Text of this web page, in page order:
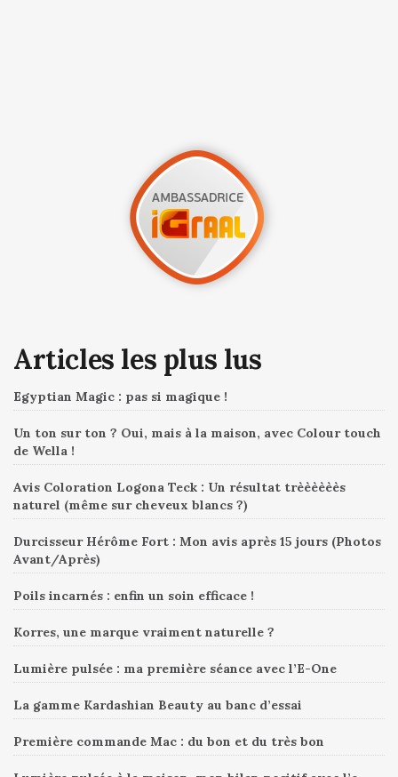
Articles les plus lus
Egyptian Magic : pas si magique !
Un ton sur ton ? Oui, mais à la maison, avec Colour touch
de Wella !
Avis Coloration Logona Teck : Un résultat trèèèèèès
naturel (même sur cheveux blancs ?)
Durcisseur Hérôme Fort : Mon avis après 15 jours (Photos
Avant/Après)
Poils incarnés : enfin un soin efficace !
Korres, une marque vraiment naturelle ?
Lumière pulsée : ma première séance avec l’E-One
La gamme Kardashian Beauty au banc d’essai
Première commande Mac : du bon et du très bon